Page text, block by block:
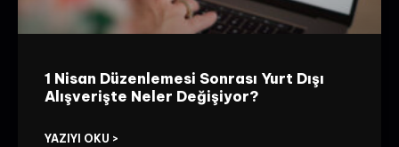
1 Nisan Düzenlemesi Sonrası Yurt Dışı
Alışverişte Neler Değişiyor?
YAZIYI OKU >